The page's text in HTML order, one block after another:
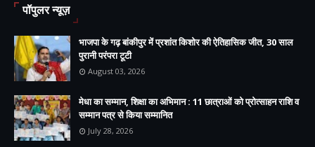
पॉपुलर न्यूज़
भाजपा के गढ़ बांकीपुर में प्रशांत किशोर की ऐतिहासिक जीत, 30 साल
पुरानी परंपरा टूटी
August 03, 2026
मेधा का सम्मान, शिक्षा का अभिमान : 11 छात्राओं को प्रोत्साहन राशि व
सम्मान पत्र से किया सम्मानित
July 28, 2026